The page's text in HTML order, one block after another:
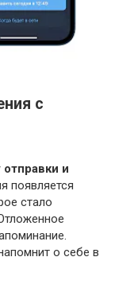
с
и
появляется
стало
о себе в